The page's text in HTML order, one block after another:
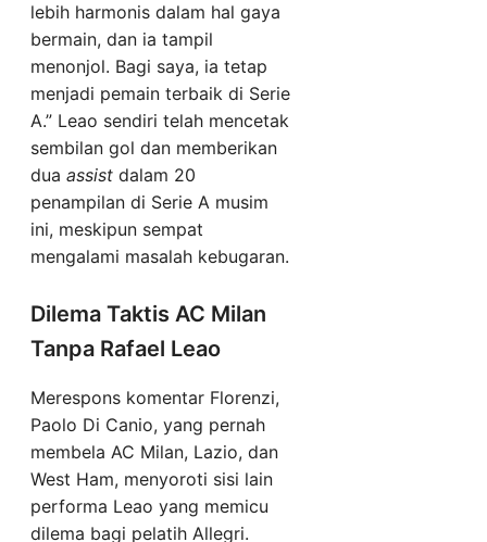
lebih harmonis dalam hal gaya
bermain, dan ia tampil
menonjol. Bagi saya, ia tetap
menjadi pemain terbaik di Serie
A.” Leao sendiri telah mencetak
sembilan gol dan memberikan
dua assist dalam 20
penampilan di Serie A musim
ini, meskipun sempat
mengalami masalah kebugaran.
Dilema Taktis AC Milan
Tanpa Rafael Leao
Merespons komentar Florenzi,
Paolo Di Canio, yang pernah
membela AC Milan, Lazio, dan
West Ham, menyoroti sisi lain
performa Leao yang memicu
dilema bagi pelatih Allegri.